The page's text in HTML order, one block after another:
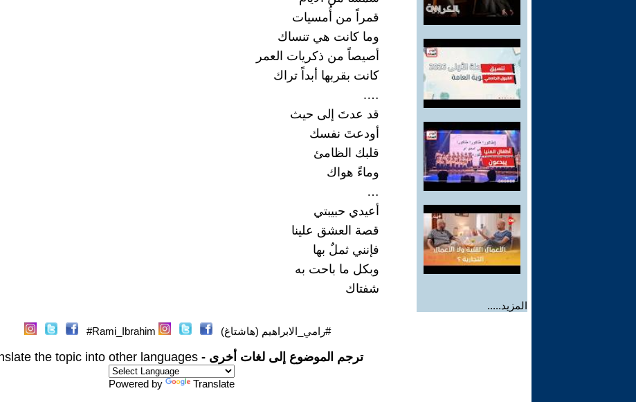
المزيد.....
قمراً من أُمسيات
وما كانت هي تنساك
أصيصاً من ذكريات العمر
كانت بقربها أبداً تراك
….
قد عدتَ إلى حيث
أودعتَ نفسك
قلبك الظامئ
وماءً هواك
…
أعيدي حبيبتي
قصة العشق علينا
فإنني ثملٌ بها
وبكل ما باحت به
شفتاك
#رامي_الابراهيم (هاشتاغ) Rami_Ibrahim#
ترجم الموضوع إلى لغات أخرى - the topic into other languages
Powered by Translate